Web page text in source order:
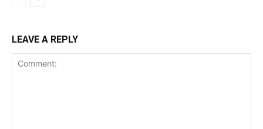
LEAVE A REPLY